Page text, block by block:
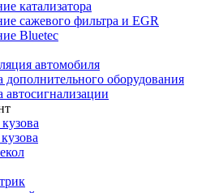
катализатора
сажевого фильтра и EGR
Bluetec
автомобиля
дополнительного оборудования
автосигнализации